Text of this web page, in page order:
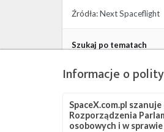
Źródła:Next Spaceflight
Szukaj po tematach
Informacje o
SpaceX.com.pl
Rozporządzenia
osobowych i w